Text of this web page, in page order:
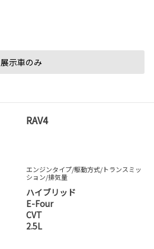
展示車のみ
RAV4
エンジンタイプ/駆動方式/トランスミッ
ション/排気量
ハイブリッド
E-Four
CVT
2.5L